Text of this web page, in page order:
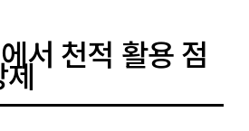
서 천적 활용 점
제